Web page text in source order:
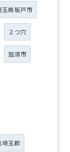
玉県坂戸市
２つ穴
加須市
埼玉郡